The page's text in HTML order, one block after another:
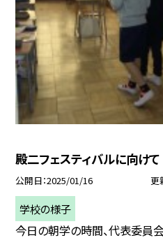
殿二フェスティバルに向けて
公開日 2025/01/16 更
学校の様子
今日の朝学の時間、代表委員